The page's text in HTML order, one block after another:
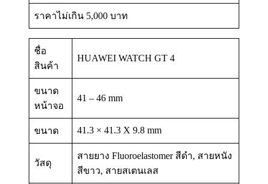
ราคาไม่เกิน 5,000 บาท
ชื่อ
สินค้า
HUAWEI WATCH GT 4
ขนาด
หน้าจอ
41 – 46 mm
ขนาด 41.3 × 41.3 X 9.8 mm
วัสดุ
สายยาง Fluoroelastomer สีดำ, สายหนัง
สีขาว, สายสเตนเลส